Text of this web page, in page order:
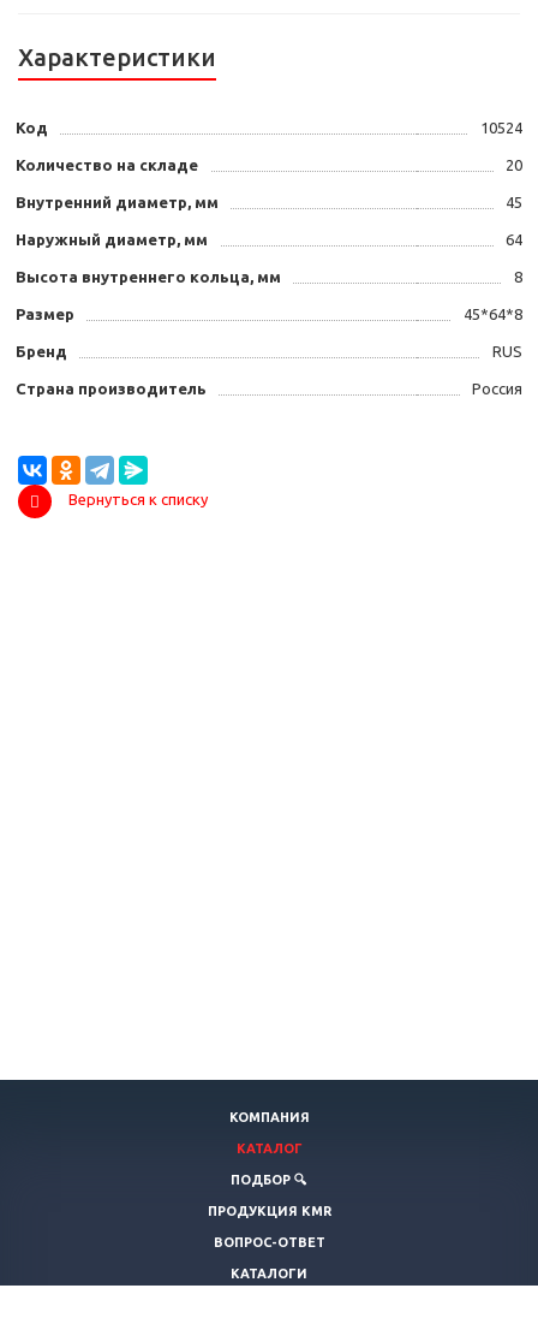
Характеристики
Код 10524
Количество на складе 20
Внутренний диаметр, мм 45
Наружный диаметр, мм 64
Высота внутреннего кольца, мм 8
Размер 45*64*8
Бренд RUS
Страна производитель Россия
Вернуться к списку
КОМПАНИЯ
КАТАЛОГ
ПОДБОР 🔍
ПРОДУКЦИЯ KMR
ВОПРОС-ОТВЕТ
КАТАЛОГИ